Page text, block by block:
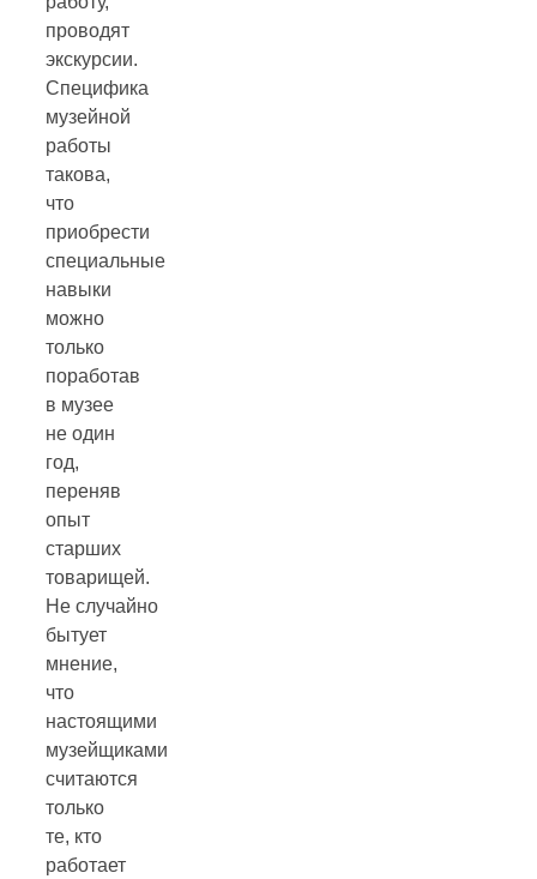
проводят
экскурсии.
Специфика
музейной
работы
такова,
что
приобрести
специальные
навыки
можно
только
поработав
в музее
не один
год,
переняв
опыт
старших
товарищей.
Не случайно
бытует
мнение,
что
настоящими
музейщиками
считаются
только
те, кто
работает